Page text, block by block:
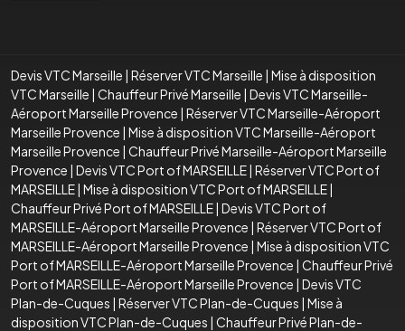
Devis VTC Marseille | Réserver VTC Marseille | Mise à disposition
VTC Marseille | Chauffeur Privé Marseille | Devis VTC Marseille-
Aéroport Marseille Provence | Réserver VTC Marseille-Aéroport
Marseille Provence | Mise à disposition VTC Marseille-Aéroport
Marseille Provence | Chauffeur Privé Marseille-Aéroport Marseille
Provence | Devis VTC Port of MARSEILLE| Réserver VTC Port of
MARSEILLE| Mise à disposition VTC Port of MARSEILLE|
Chauffeur Privé Port of MARSEILLE| Devis VTC Port of
MARSEILLE-Aéroport Marseille Provence | Réserver VTC Port of
MARSEILLE-Aéroport Marseille Provence | Mise à disposition VTC
Port of MARSEILLE-Aéroport Marseille Provence | Chauffeur Privé
Port of MARSEILLE-Aéroport Marseille Provence | Devis VTC
Plan-de-Cuques | Réserver VTC Plan-de-Cuques | Mise à
disposition VTC Plan-de-Cuques | Chauffeur Privé Plan-de-